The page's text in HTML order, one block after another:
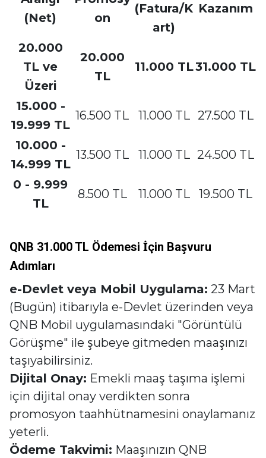
(Net)
on
(Fatura/K
art)
Kazanım
20.000
TL ve
Üzeri
20.000
TL
11.000 TL31.000 TL
15.000 -
19.999 TL
16.500 TL 11.000 TL 27.500 TL
10.000 -
14.999 TL
13.500 TL 11.000 TL 24.500 TL
0 - 9.999
TL
8.500 TL 11.000 TL 19.500 TL
QNB 31.000 TL Ödemesi İçin Başvuru
Adımları
e-Devlet veya Mobil Uygulama: 23 Mart
(Bugün) itibarıyla e-Devlet üzerinden veya
QNB Mobil uygulamasındaki "Görüntülü
Görüşme" ile şubeye gitmeden maaşınızı
taşıyabilirsiniz.
Dijital Onay: Emekli maaş taşıma işlemi
için dijital onay verdikten sonra
promosyon taahhütnamesini onaylamanız
yeterli.
Ödeme Takvimi: Maaşınızın QNB